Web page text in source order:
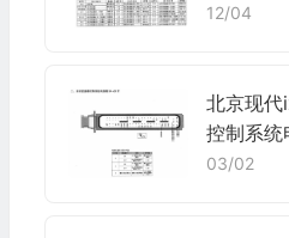
12/04
北京现
控制系
03/02